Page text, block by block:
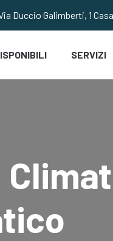
Duccio Galimberti, 1
SERVIZI